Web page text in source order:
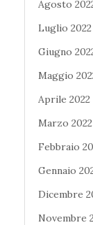
Agosto
Luglio 2022
Giugno
Maggio
Aprile 2022
Marzo 2022
Febbraio
Gennaio
Dicembre
Novembre